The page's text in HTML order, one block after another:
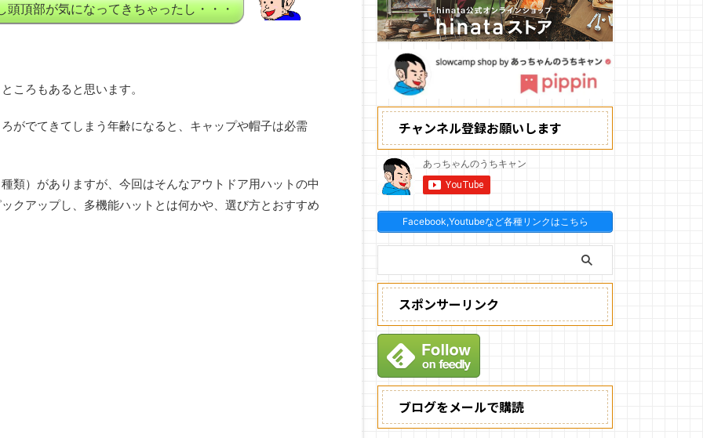
頭頂部が気になってきちゃったし・・・
ころもあると思います。
がでてきてしまう年齢になると、キャップや帽子は必需
類）がありますが、今回はそんなアウトドア用ハットの中
クアップし、多機能ハットとは何かや、選び方とおすすめ
チャンネル登録お願いします
Facebook,Youtubeなど各種リンクはこちら
スポンサーリンク
ブログをメールで購読